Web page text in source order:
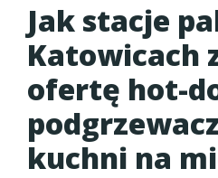
Jak stacje
Katowicach
ofertę hot-
kuchni na